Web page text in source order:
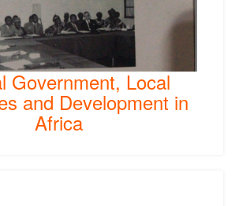
Government, Local
and Development in
Africa